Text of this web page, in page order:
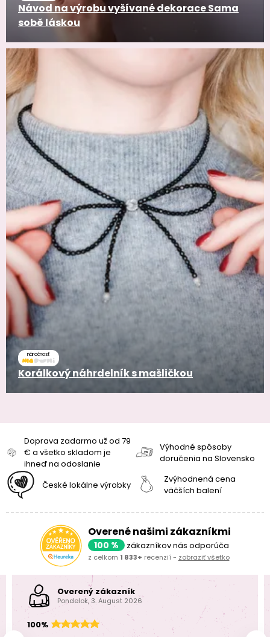
Návod na výrobu vyšívané dekorace Sama
sobě láskou
náročnosť
Korálkový náhrdelník s mašličkou
Doprava zadarmo už od 79
€ a všetko skladom je
ihneď na odoslanie
Výhodné spôsoby
doručenia na Slovensko
České lokálne výrobky
Zvýhodnená cena
väčších balení
Overené našimi zákazníkmi
100 % zákazníkov nás odporúča
z celkom 1 833+ recenzií - zobraziť všetko
Overený zákazník
Pondelok, 3. August 2026
100%